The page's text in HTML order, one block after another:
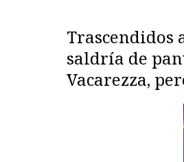
Trascendidos
saldría de
Vacarezza,